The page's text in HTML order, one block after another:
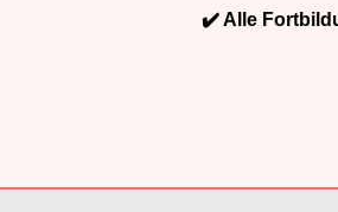
✔️ Alle